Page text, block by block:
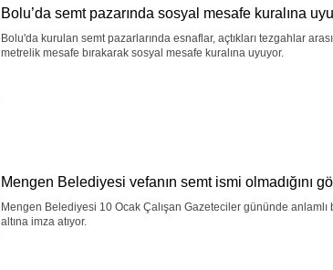
Bolu’da semt pazarında sosyal mesafe kuralına
Bolu'da kurulan semt pazarlarında esnaflar, açtıkları tezgahlar
metrelik mesafe bırakarak sosyal mesafe kuralına uyuyor.
Mengen Belediyesi vefanın semt ismi olmadığını
Mengen Belediyesi 10 Ocak Çalışan Gazeteciler gününde anlamlı
altına imza atıyor.